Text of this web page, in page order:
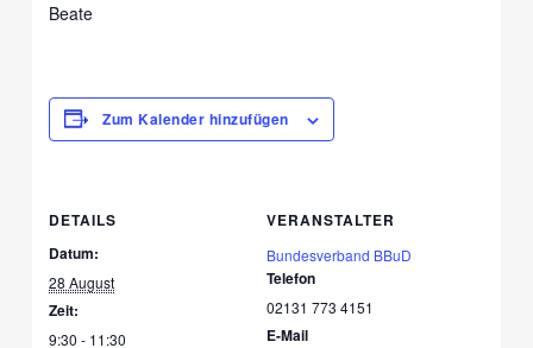
Beate
Zum Kalender hinzufügen
DETAILS
Datum:
28 August
Zeit:
9:30 - 11:30
VERANSTALTER
Bundesverband BBuD
Telefon
02131 773 4151
E-Mail